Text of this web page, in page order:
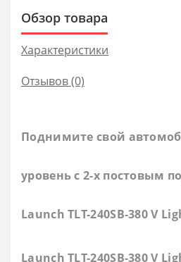
Обзор товара
Характеристики
Отзывов (0)
Поднимите свой
уровень с 2-х постовым
Launch TLT-240SB-380 V
Launch TLT-240SB-380 V